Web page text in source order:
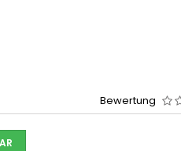
Bewertung